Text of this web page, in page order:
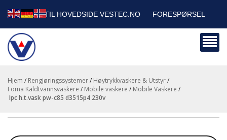
TILBAKE TIL HOVEDSIDE VESTEC.NO FORESPØRSEL
HANDLEVOGN
BEDRIFTSKUNDER
Hjem / Rengjøringssystemer/ Høytrykkvaskere & Utstyr/
Foma Kaldtvannsvaskere / Mobile vaskere / Mobile Vaskere /
ipc h.t.vask pw-c85 d3515p4 230v